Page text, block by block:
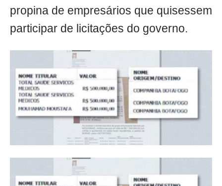
propina de empresários que quisessem
participar de licitações do governo.